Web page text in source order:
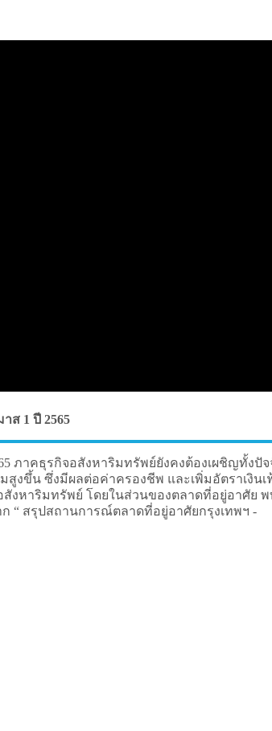
ส 1 ปี 2565
ภาคธุรกิจอสังหาริมทรัพย์ยังคงต้องเผชิญทั้งปัจ
งขึ้น ซึ่งมีผลต่อค่าครองชีพ และเพิ่มอัตราเงินเ
งหาริมทรัพย์ โดยในส่วนของตลาดที่อยู่อาศัย พ
“ สรุปสถานการณ์ตลาดที่อยู่อาศัยกรุงเทพฯ -